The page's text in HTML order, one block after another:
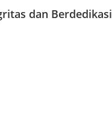
dan Berdedikasi